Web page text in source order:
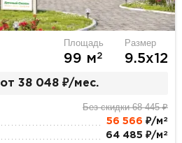
Площадь
99 м2
Размер
9.5х12
от 38 048 ₽/мес.
Без скидки 68 445 ₽
56 566 ₽/м 2
64 485 ₽/м 2